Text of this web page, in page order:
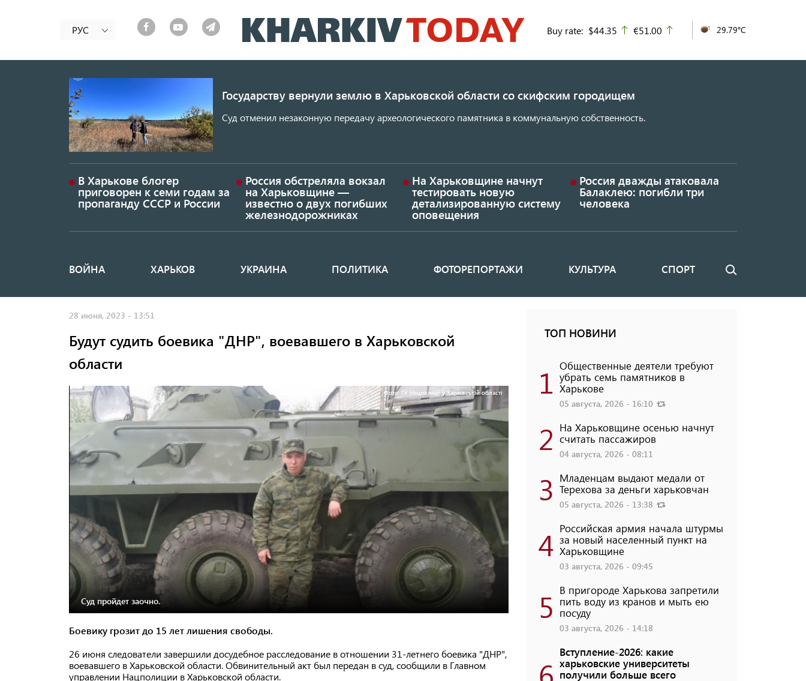
к
основному
РУС Buy rate: $44.35 up
€51.00 29.79°C
Государству вернули землю в Харьковской области со скифским городищем
Суд отменил незаконную передачу археологического памятника в коммунальную собственность.
В Харькове блогер
приговорен к семи годам за
пропаганду СССР и России
Россия обстреляла вокзал
на Харьковщине —
известно о двух погибших
железнодорожниках
На Харьковщине начнут
тестировать новую
детализированную систему
оповещения
Россия дважды атаковала
Балаклею: погибли три
человека
Основная
ВОЙНА ХАРЬКОВ УКРАИНА ПОЛИТИКА ФОТОРЕПОРТАЖИ КУЛЬТУРА СПОРТ Поиск
28 июня, 2023 - 13:51
Будут судить боевика "ДНР", воевавшего в Харьковской
области
Фото: ГУ Нацполіції у Харківській області
Суд пройдет заочно.
Боевику грозит до 15 лет лишения свободы.
26 июня следователи завершили досудебное расследование в отношении 31-летнего боевика "ДНР",
воевавшего в Харьковской области. Обвинительный акт был передан в суд, сообщили в Главном
управлении Нацполиции в Харьковской области.
ТОП НОВИНИ
1 Общественные деятели требуют
убрать семь памятников в
Харькове
05 августа, 2026 - 16:10
2 На Харьковщине осенью начнут
считать пассажиров
04 августа, 2026 - 08:11
3 Младенцам выдают медали от
Терехова за деньги харьковчан
05 августа, 2026 - 13:38
4 Российская армия начала штурмы
за новый населенный пункт на
Харьковщине
03 августа, 2026 - 09:45
5 В пригороде Харькова запретили
пить воду из кранов и мыть ею
посуду
03 августа, 2026 - 14:18
Вступление-2026: какие
харьковские университеты
получили больше всего